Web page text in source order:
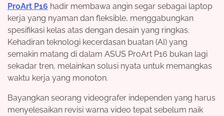
ProArt P16 hadir membawa angin segar sebagai laptop
kerja yang nyaman dan fleksible, menggabungkan
spesifikasi kelas atas dengan desain yang ringkas.
Kehadiran teknologi kecerdasan buatan (AI) yang
semakin matang di dalam ASUS ProArt P16 bukan lagi
sekadar tren, melainkan solusi nyata untuk memangkas
waktu kerja yang monoton.
Bayangkan seorang videografer independen yang harus
menyelesaikan revisi warna video tepat sebelum naik